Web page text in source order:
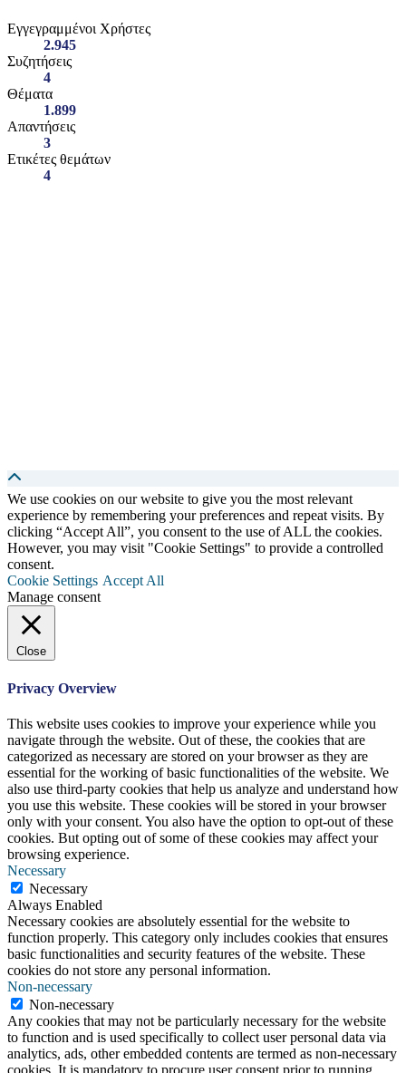
Εγγεγραμμένοι Χρήστες
2.945
Συζητήσεις
4
Θέματα
1.899
Απαντήσεις
3
Ετικέτες θεμάτων
4
We use cookies on our website to give you the most relevant
experience by remembering your preferences and repeat visits. By
clicking “Accept All”, you consent to the use of ALL the cookies.
However, you may visit "Cookie Settings" to provide a controlled
consent.
Cookie Settings Accept All
Manage consent
Close
Privacy Overview
This website uses cookies to improve your experience while you
navigate through the website. Out of these, the cookies that are
categorized as necessary are stored on your browser as they are
essential for the working of basic functionalities of the website. We
also use third-party cookies that help us analyze and understand how
you use this website. These cookies will be stored in your browser
only with your consent. You also have the option to opt-out of these
cookies. But opting out of some of these cookies may affect your
browsing experience.
Necessary
Necessary
Always Enabled
Necessary cookies are absolutely essential for the website to
function properly. This category only includes cookies that ensures
basic functionalities and security features of the website. These
cookies do not store any personal information.
Non-necessary
Non-necessary
Any cookies that may not be particularly necessary for the website
to function and is used specifically to collect user personal data via
analytics, ads, other embedded contents are termed as non-necessary
cookies. It is mandatory to procure user consent prior to running